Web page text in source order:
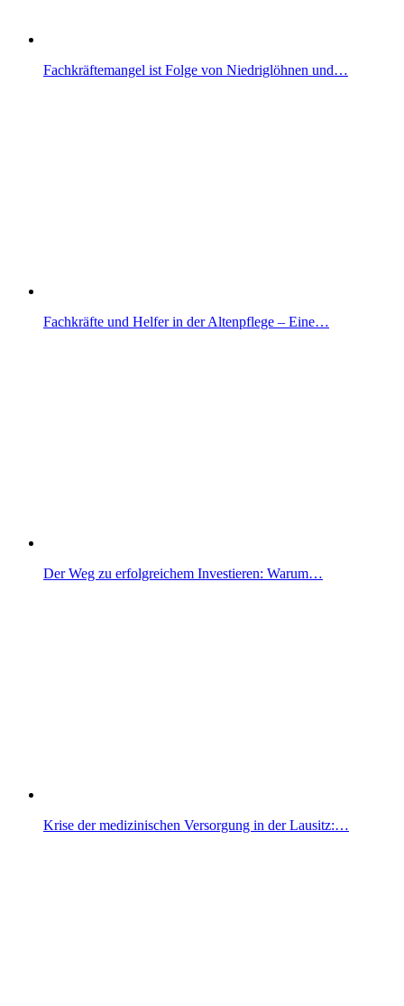
Fachkräftemangel ist Folge von Niedriglöhnen und…
Fachkräfte und Helfer in der Altenpflege – Eine…
Der Weg zu erfolgreichem Investieren: Warum…
Krise der medizinischen Versorgung in der Lausitz:…